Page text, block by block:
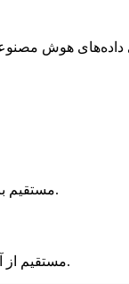
Azure SLA قوی‌تری نسبت به OpenAI مستقیم برای مشتریان سازمانی، از جمله تضمین‌های آپ‌تایم و گزینه‌های ظرفیت اختصاصی ارائه می‌دهد.
Azure OpenAI از ادغام VNet، نقاط پایانی خصوصی و سایر ویژگی‌های شبکه سازمانی پشتیبانی می‌کند که OpenAI مستقیم از آن پشتیبانی نمی‌کند.